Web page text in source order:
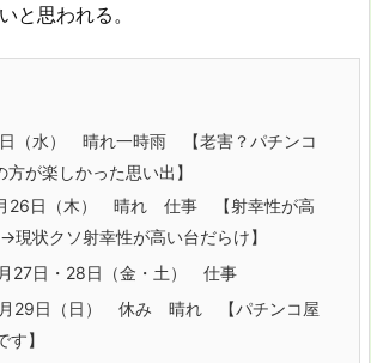
と思われる。
（水） 晴れ一時雨 【老害？パチンコ
が楽しかった思い出】
26日（木） 晴れ 仕事 【射幸性が高
現状クソ射幸性が高い台だらけ】
27日・28日（金・土） 仕事
29日（日） 休み 晴れ 【パチンコ屋
】